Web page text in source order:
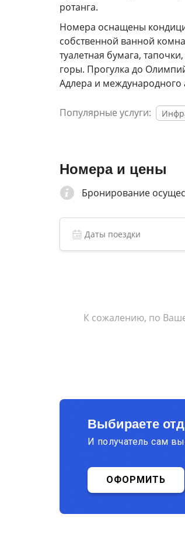
ротанга.
Номера оснащены
собственной ванной
туалетная бумага,
горы. Прогулка до
Адлера и международного
Популярные услуги:
Номера и цены
Бронирование
К сожалению, по
Выбираете
И получатель сам
ОФОРМИТЬ